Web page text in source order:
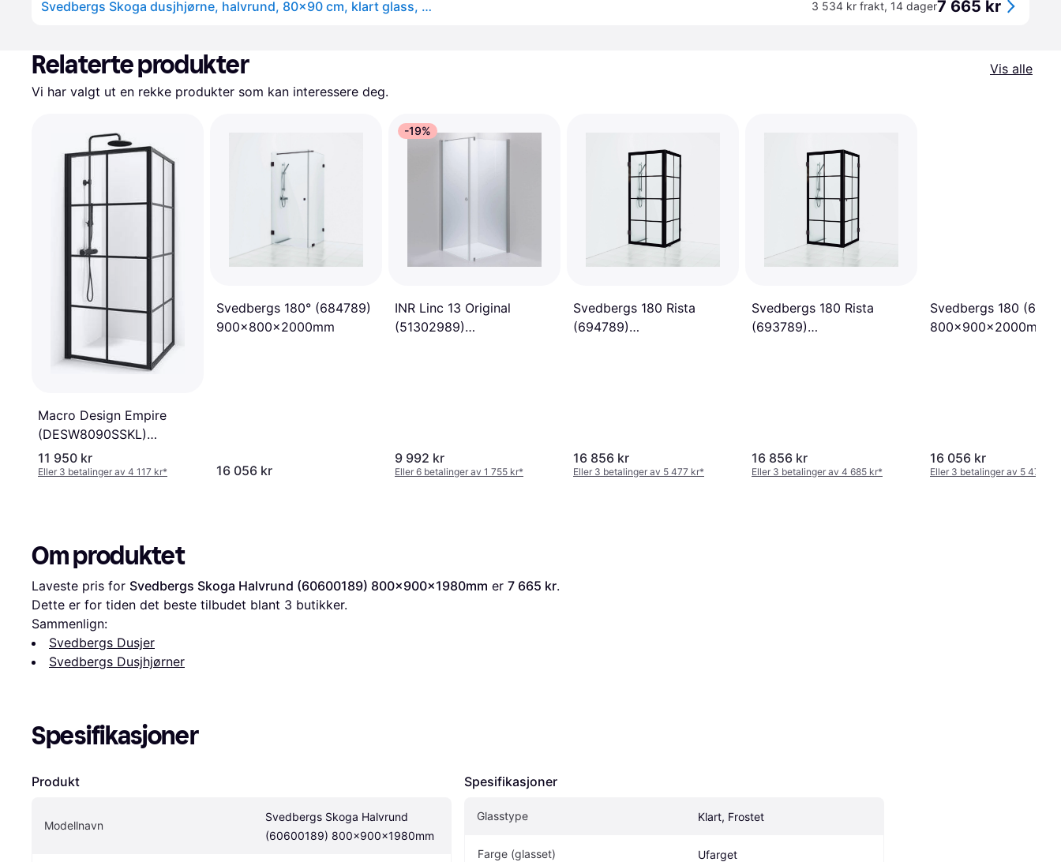
Svedbergs Skoga dusjhjørne, halvrund, 80x90 cm, klart glass, alu matt profil 3 534 kr frakt, 14 dager7 665 kr
Relaterte produkter
Vis alle
Vi har valgt ut en rekke produkter som kan interessere deg.
Macro Design Empire
(DESW8090SSKL)
800x900x2010mm
11 950 kr
Eller 3 betalinger av 4 117 kr*
Svedbergs 180° (684789)
900x800x2000mm
16 056 kr
-19%
INR Linc 13 Original
(51302989)
9 992 kr
Eller 6 betalinger av 1 755 kr*
Svedbergs 180 Rista
(694789)
16 856 kr
Eller 3 betalinger av 5 477 kr*
Svedbergs 180 Rista
(693789)
16 856 kr
Eller 3 betalinger av 4 685 kr*
Svedbergs 180
800x900x2000mm
16 056 kr
Eller 3 betalinger av 5 477 kr
Om produktet
Laveste pris for Svedbergs Skoga Halvrund (60600189) 800x900x1980mm er 7 665 kr.
Dette er for tiden det beste tilbudet blant 3 butikker.
Sammenlign:
Svedbergs Dusjer
Svedbergs Dusjhjørner
Spesifikasjoner
Produkt
Modellnavn
Svedbergs Skoga Halvrund
(60600189) 800x900x1980mm
Spesifikasjoner
Glasstype Klart, Frostet
Farge (glasset) Ufarget